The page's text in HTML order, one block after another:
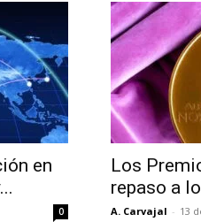
en
0
Los
repaso a
A. Carvajal - 13